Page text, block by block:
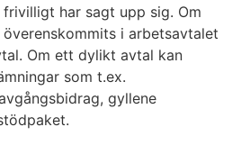
har sagt upp sig. Om
i arbetsavtalet
Om ett dylikt avtal kan
som t.ex.
gyllene